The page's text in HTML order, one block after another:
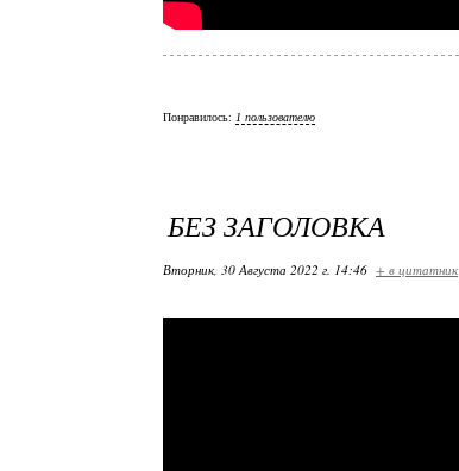
Понравилось: 1 пользователю
БЕЗ ЗАГОЛОВКА
Вторник, 30 Августа 2022 г. 14:46 + в цитатник